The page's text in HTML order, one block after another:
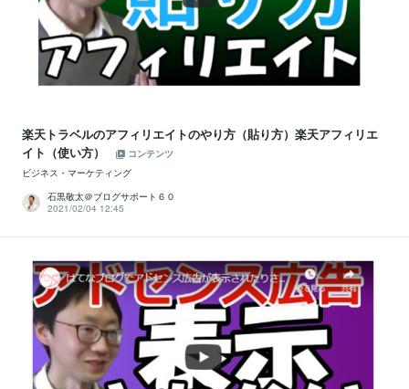
楽天トラベルのアフィリエイトのやり方（貼り方）楽天アフィリエ
イト（使い方）
コンテンツ
ビジネス・マーケティング
石黒敬太＠ブログサポート６０
2021/02/04 12:45